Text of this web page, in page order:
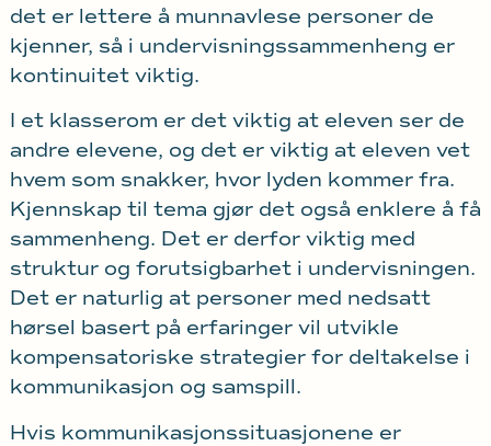
det er lettere å munnavlese personer de
kjenner, så i undervisningssammenheng er
kontinuitet viktig.
I et klasserom er det viktig at eleven ser de
andre elevene, og det er viktig at eleven vet
hvem som snakker, hvor lyden kommer fra.
Kjennskap til tema gjør det også enklere å få
sammenheng. Det er derfor viktig med
struktur og forutsigbarhet i undervisningen.
Det er naturlig at personer med nedsatt
hørsel basert på erfaringer vil utvikle
kompensatoriske strategier for deltakelse i
kommunikasjon og samspill.
Hvis kommunikasjonssituasjonene er